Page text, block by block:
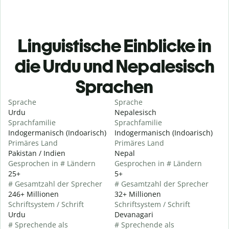
Linguistische Einblicke in
die Urdu und Nepalesisch
Sprachen
Sprache
Urdu
Sprachfamilie
Indogermanisch (Indoarisch)
Primäres Land
Pakistan / Indien
Gesprochen in # Ländern
25+
# Gesamtzahl der Sprecher
246+ Millionen
Schriftsystem / Schrift
Urdu
# Sprechende als
Sprache
Nepalesisch
Sprachfamilie
Indogermanisch (Indoarisch)
Primäres Land
Nepal
Gesprochen in # Ländern
5+
# Gesamtzahl der Sprecher
32+ Millionen
Schriftsystem / Schrift
Devanagari
# Sprechende als